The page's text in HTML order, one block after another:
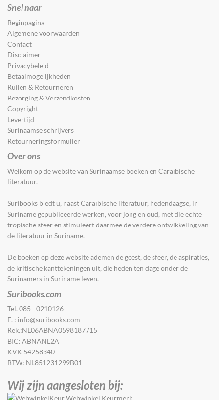
Snel naar
Beginpagina
Algemene voorwaarden
Contact
Disclaimer
Privacybeleid
Betaalmogelijkheden
Ruilen & Retourneren
Bezorging & Verzendkosten
Copyright
Levertijd
Surinaamse schrijvers
Retourneringsformulier
Over ons
Welkom op de website van Surinaamse boeken en Caraïbische
literatuur.
Suribooks biedt u, naast Caraïbische literatuur, hedendaagse, in
Suriname gepubliceerde werken, voor jong en oud, met die echte
tropische sfeer en stimuleer​t​ daarmee de verdere ontwikkeling van
de literatuur in Suriname.
De boeken op deze website ademen de geest, de sfeer, de aspiraties,
de kritische kanttekeningen uit, die heden ten dage onder de
Surinamers in Suriname leven.
Suribooks.com
Tel. 085 - 0210126
E. : info@suribooks.com
Rek.:NL06ABNA0598187715
BIC: ABNANL2A
KVK 54258340
BTW: NL851231299B01
Wij zijn aangesloten bij: